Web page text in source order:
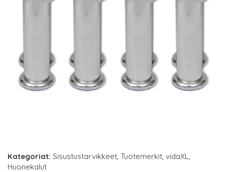
Kategoriat: Sisustustarvikkeet, Tuotemerkit, vidaXL,
Huonekalut